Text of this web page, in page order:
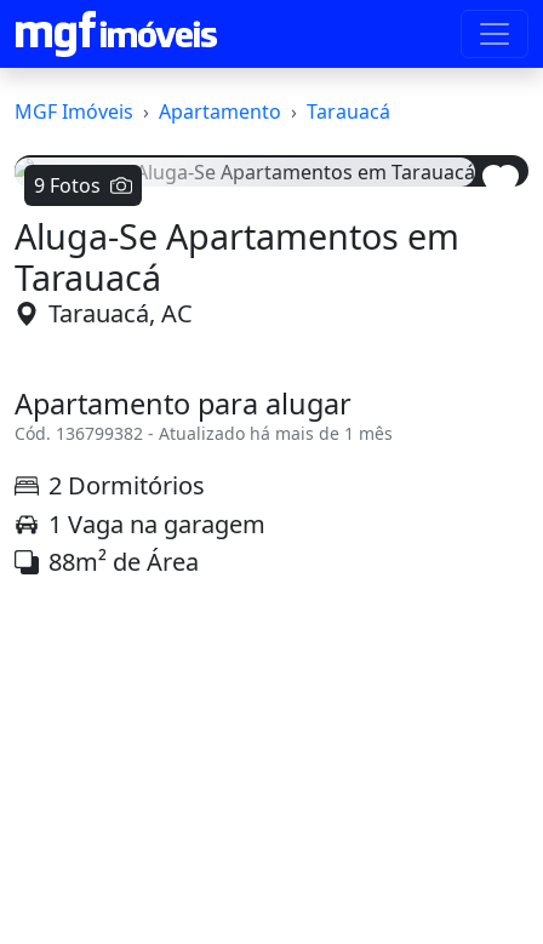
MGF Imóveis Apartamento Tarauacá
9 Fotos
Voltar
Aluga-Se Apartamentos em
Tarauacá
Tarauacá, AC
Apartamento para alugar
Cód. 136799382 - Atualizado há mais de 1 mês
2 Dormitórios
1 Vaga na garagem
88m² de Área